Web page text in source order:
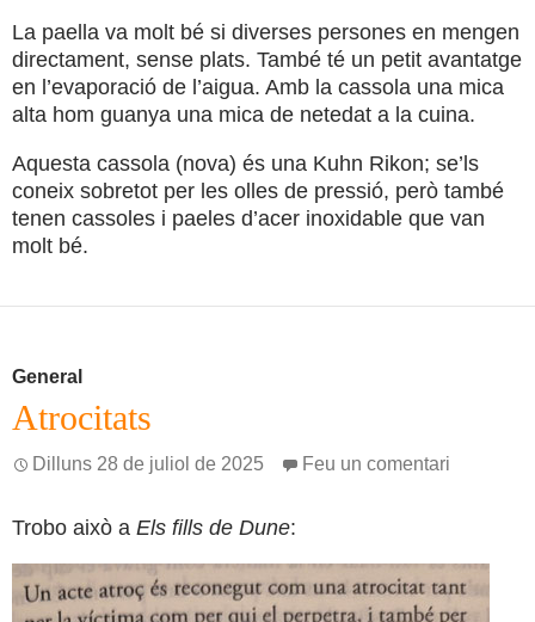
La paella va molt bé si diverses persones en mengen
directament, sense plats. També té un petit avantatge
en l’evaporació de l’aigua. Amb la cassola una mica
alta hom guanya una mica de netedat a la cuina.
Aquesta cassola (nova) és una Kuhn Rikon; se’ls
coneix sobretot per les olles de pressió, però també
tenen cassoles i paeles d’acer inoxidable que van
molt bé.
General
Atrocitats
Dilluns 28 de juliol de 2025 Feu un comentari
Trobo això a Els fills de Dune: